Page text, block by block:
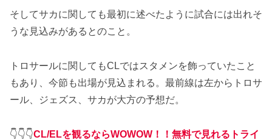
そしてサカに関しても最初に述べたように試合には出れそ
うな見込みがあるとのこと。
トロサールに関してもCLではスタメンを飾っていたこと
もあり、今節も出場が見込まれる。最前線は左からトロサ
ール、ジェズス、サカが大方の予想だ。
👇👇👇CL/ELを観るならWOWOW！！無料で見れるトライ